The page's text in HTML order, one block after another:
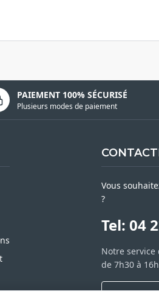
PAIEMENT 100% SÉCURISÉ
Plusieurs modes de paiement
Vous
?
Tel: 04
Notre
de 7h30 à 16h
NOUS